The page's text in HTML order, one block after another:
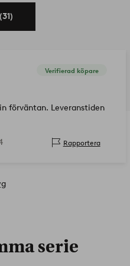
Verifierad köpare
förväntan. Leveranstiden
Rapportera
serie